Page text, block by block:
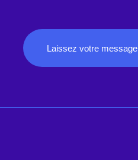
Laissez votre message